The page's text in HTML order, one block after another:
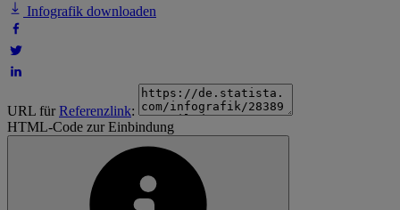
Infografik downloaden
URL fürReferenzlink:
HTML-Code zur Einbindung